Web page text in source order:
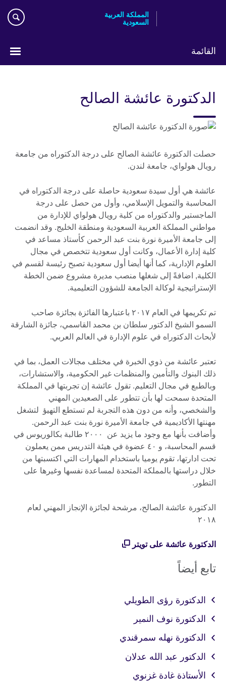
المملكة العربية
السعودية
القائمة
الدكتورة عائشة الصالح
حصلت الدكتورة عائشة الصالح على درجة الدكتوراه من جامعة
رويال هولواي، جامعة لندن.
عائشة هي أول سيدة سعودية حاصلة على درجة الدكتوراه في
المحاسبة والتمويل الإسلامي، وأول من حصل على درجة
الماجستير والدكتوراه من كلية رويال هولواي للإدارة من
مواطني المملكة العربية السعودية ومنطقة الخليج. وقد انضمت
إلى جامعة الأميرة نورة بنت عبد الرحمن كأستاذ مساعد في
كلية إدارة الأعمال، وكانت أول سعودية تتخصص في مجال
العلوم الإدارية، كما أنها أيضا أول سعودية تصبح رئيسة لقسم في
الكلية, اضافةً إلى شغلها منصب مديرة مشروع ضمن الخطة
الإستراتيجية لوكالة الجامعة للشؤون التعليمية.
تم تكريمها في العام ٢٠١٧ باعتبارها الفائزة بجائزة صاحب
السمو الشيخ الدكتور سلطان بن محمد القاسمي، جائزة الشارقة
لأبحاث الدكتوراه في علوم الإدارة في العالم العربي.
تعتبر عائشة من ذوي الخبرة في مختلف مجالات العمل، بما في
ذلك البنوك والتأمين والمنظمات غير الحكومية، والاستشارات،
وبالطبع في مجال التعليم. تقول عائشة إن تجربتها في المملكة
المتحدة سمحت لها بأن تتطور على الصعيدين المهني
والشخصي، وأنه من دون هذه التجربة لم تستطع التهيؤ لتشغل
مهنتها الأكاديمية في جامعة الأميرة نورة بنت عبد الرحمن.
وأضافت بأنها مع وجود ما يزيد عن ٢٠٠٠ طالبة بكالوريوس في
قسم المحاسبة، و ٤٠ عضوة في هيئة التدريس ممن يعملون
تحت ادارتها، تقوم يوميا باستخدام المهارات التي اكتسبتها من
خلال دراستها بالمملكة المتحدة لمساعدة نفسها وغيرها على
التطور.
الدكتورة عائشة الصالح، مرشحة لجائزة الإنجاز المهني لعام
٢٠١٨
الدكتورة عائشة على تويتر
تابع أيضاً
الدكتورة رؤى الطويلي
الدكتورة نوف النمير
الدكتورة نهله سمرقندي
الدكتور عبد الله عدلان
الأستاذة غادة غزنوي